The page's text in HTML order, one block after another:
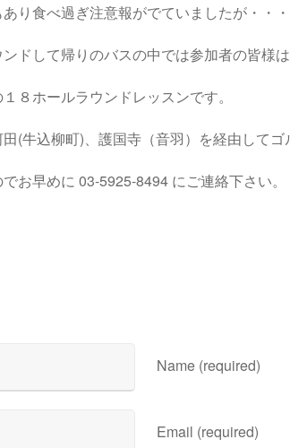
り食べ過ぎ注意報がでていましたが・・・
ドして帰りのバスの中では参加者の皆様は
８ホールラウンドレッスンです。
(牛込柳町)、護国寺（音羽）を経由してゴ
お早めに 03-5925-8494 にご連絡下さい。
Name (required)
Email (required)